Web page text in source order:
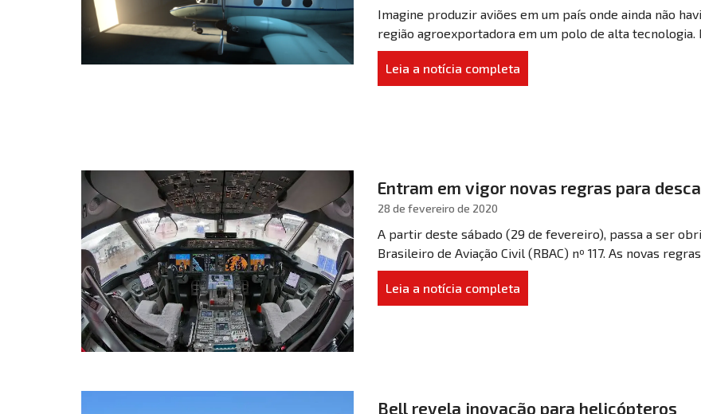
Imagine produzir aviões em um país onde ainda não
região agroexportadora em um polo de alta tecnologia.
Leia a notícia completa
Entram em vigor novas regras para
28 de fevereiro de 2020
A partir deste sábado (29 de fevereiro), passa a ser
Brasileiro de Aviação Civil (RBAC) nº 117. As novas
Leia a notícia completa
Bell revela inovação para helicópteros